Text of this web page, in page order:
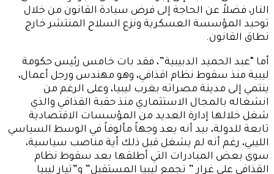
النار، فضلاً عن الحاجة إلى فرض سيادة القانون من خلال
توحيد المؤسسة العسكرية ونزع السلاح المنتشر خارج
نطاق القانون.
أما “عبد الحميد الدبيبية”، فقد بات خامس رئيس حكومة
ليبية منذ سقوط نظام اقذافي، وهو مهندس ورجل أعمال،
ينتمي إلى مدينة مصراته بغرب ليبيا، وعلى الرغم من
انشغاله بالمجال الاستثماري منذ حقبة القذافي والذي
شغل خلالها إدارة العديد من المؤسسات الاقتصادية
تابعة للدولة، بيد أنه يعد وجهاً مألوفاً في الوسط السياسي
الليبي، رغم أنه لم يشغل قبل ذلك أية مناصب سياسية،
سوى بعض المبادرات التي أطلقها بعد سقوط نظام
القذافي على غرار ” تجمع ليبيا المستقبل” و”تيار ليبيا